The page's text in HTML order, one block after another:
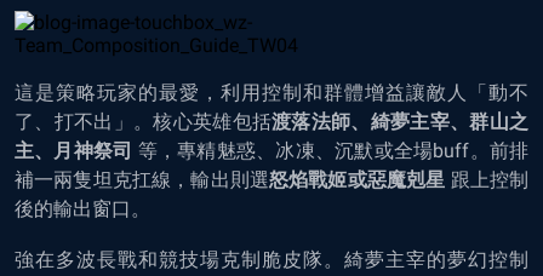
這是策略玩家的最愛，利用控制和群體增益讓敵人「動不
了、打不出」。核心英雄包括渡落法師、綺夢主宰、群山之
主、月神祭司 等，專精魅惑、冰凍、沉默或全場buff。前排
補一兩隻坦克扛線，輸出則選怒焰戰姬或惡魔剋星 跟上控制
後的輸出窗口。
強在多波長戰和競技場克制脆皮隊。綺夢主宰的夢幻控制